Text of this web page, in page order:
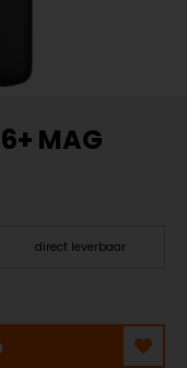
MAG
direct leverbaar